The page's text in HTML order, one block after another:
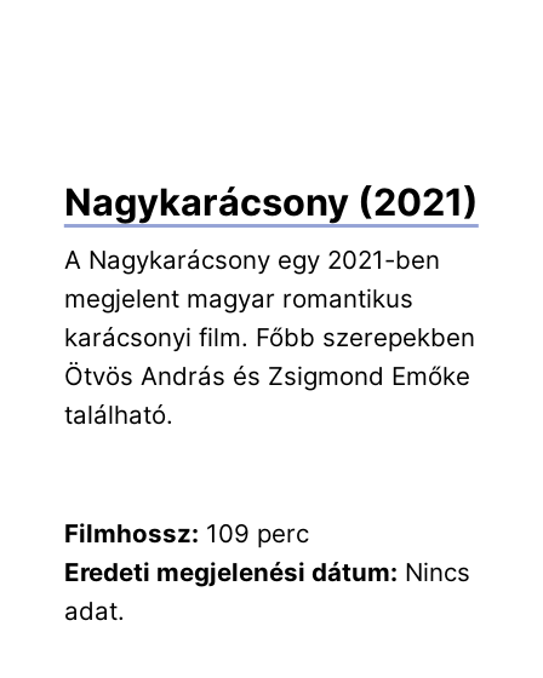
Nagykarácsony (2021)
A Nagykarácsony egy 2021-ben
megjelent magyar romantikus
karácsonyi film. Főbb szerepekben
Ötvös András és Zsigmond Emőke
található.
Filmhossz: 109 perc
Eredeti megjelenési dátum: Nincs
adat.